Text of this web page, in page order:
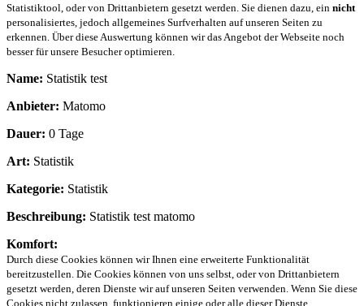
Statistiktool, oder von Drittanbietern gesetzt werden. Sie dienen dazu, ein nicht
personalisiertes, jedoch allgemeines Surfverhalten auf unseren Seiten zu
erkennen. Über diese Auswertung können wir das Angebot der Webseite noch
besser für unsere Besucher optimieren.
Name: Statistik test
Anbieter: Matomo
Dauer: 0 Tage
Art: Statistik
Kategorie: Statistik
Beschreibung: Statistik test matomo
Komfort:
Durch diese Cookies können wir Ihnen eine erweiterte Funktionalität
bereitzustellen. Die Cookies können von uns selbst, oder von Drittanbietern
gesetzt werden, deren Dienste wir auf unseren Seiten verwenden. Wenn Sie diese
Cookies nicht zulassen, funktionieren einige oder alle dieser Dienste